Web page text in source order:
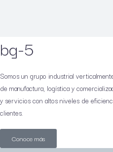
bg-5
Somos un grupo industrial
de manufactura, logística y
y servicios con altos niveles de
clientes.
Conoce más